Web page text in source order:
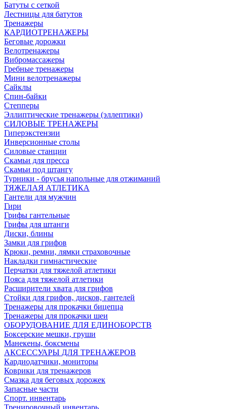
Батуты с сеткой
Лестницы для батутов
Тренажеры
КАРДИОТРЕНАЖЕРЫ
Беговые дорожки
Велотренажеры
Вибромассажеры
Гребные тренажеры
Мини велотренажеры
Сайклы
Спин-байки
Степперы
Эллиптические тренажеры (эллептики)
СИЛОВЫЕ ТРЕНАЖЕРЫ
Гиперэкстензии
Инверсионные столы
Силовые станции
Скамьи для пресса
Скамьи под штангу
Турники - брусья напольные для отжиманий
ТЯЖЕЛАЯ АТЛЕТИКА
Гантели для мужчин
Гири
Грифы гантельные
Грифы для штанги
Диски, блины
Замки для грифов
Крюки, ремни, лямки страховочные
Накладки гимнастические
Перчатки для тяжелой атлетики
Пояса для тяжелой атлетики
Расширители хвата для грифов
Стойки для грифов, дисков, гантелей
Тренажеры для прокачки бицепца
Тренажеры для прокачки шеи
ОБОРУДОВАНИЕ ДЛЯ ЕДИНОБОРСТВ
Боксерские мешки, груши
Манекены, боксмены
АКСЕССУАРЫ ДЛЯ ТРЕНАЖЕРОВ
Кардиодатчики, мониторы
Коврики для тренажеров
Смазка для беговых дорожек
Запасные части
Спорт. инвентарь
Тренировочный инвентарь